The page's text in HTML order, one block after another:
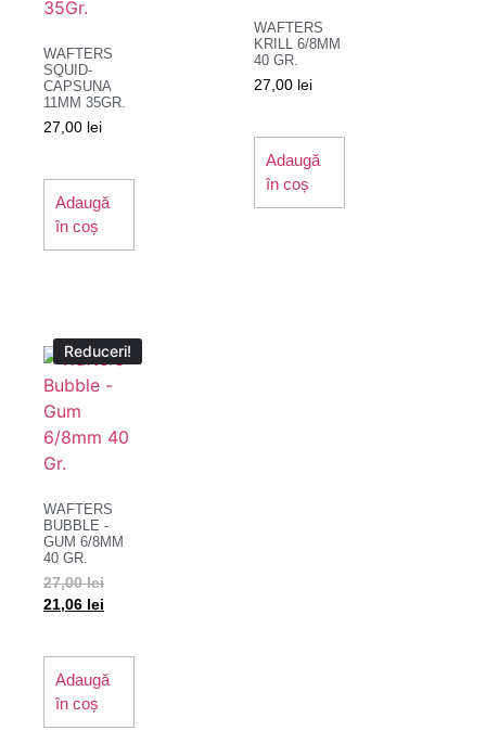
WAFTERS
SQUID-
CAPSUNA
11MM 35GR.
27,00 lei
Adaugă
în coș
WAFTERS
KRILL 6/8MM
40 GR.
27,00 lei
Adaugă
în coș
Reduceri!
WAFTERS
BUBBLE -
GUM 6/8MM
40 GR.
27,00lei
21,06 lei
Adaugă
în coș